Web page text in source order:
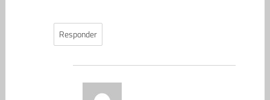
Responder